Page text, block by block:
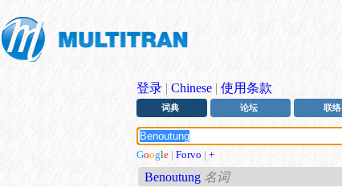
登录 | Chinese | 使用条款
词典 论坛 联络
Google | Forvo | +
Benoutung 名词